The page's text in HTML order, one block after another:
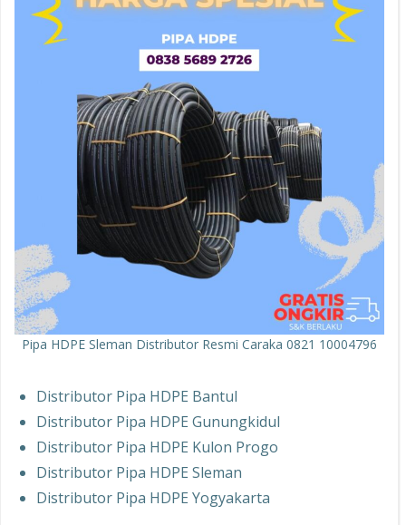
Pipa HDPE Sleman Distributor Resmi Caraka 0821 10004796
Distributor Pipa HDPE Bantul
Distributor Pipa HDPE Gunungkidul
Distributor Pipa HDPE Kulon Progo
Distributor Pipa HDPE Sleman
Distributor Pipa HDPE Yogyakarta